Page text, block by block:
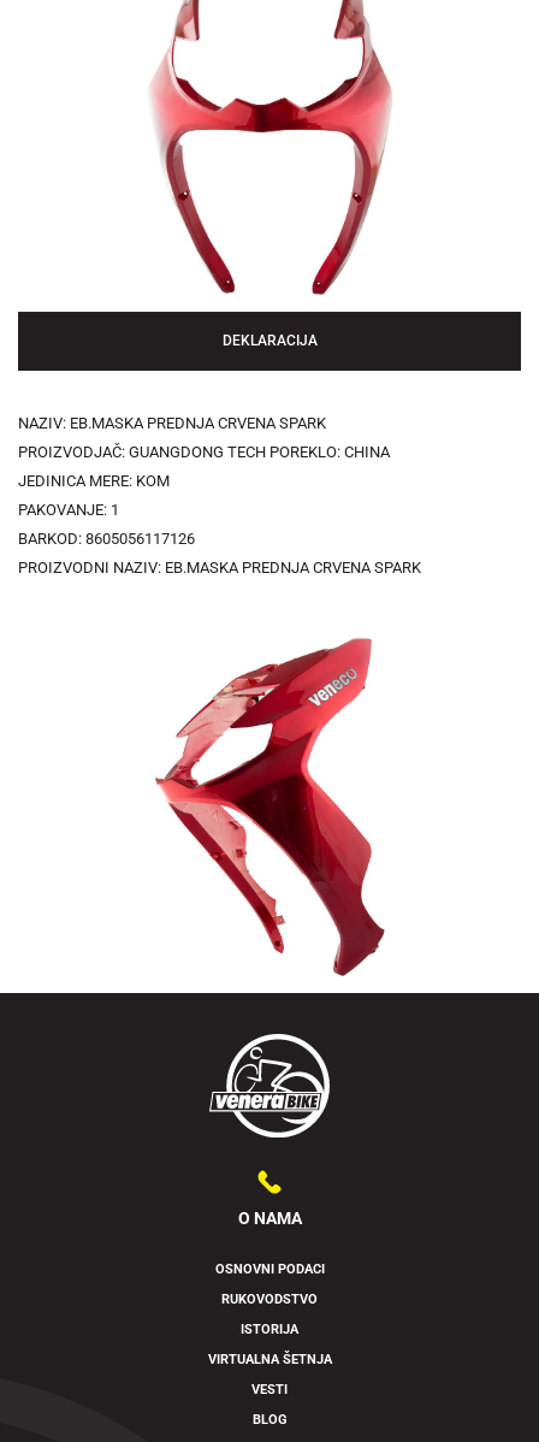
DEKLARACIJA
NAZIV: EB.MASKA PREDNJA CRVENA SPARK
PROIZVODJAČ: GUANGDONG TECH POREKLO: CHINA
JEDINICA MERE: KOM
PAKOVANJE: 1
BARKOD: 8605056117126
PROIZVODNI NAZIV: EB.MASKA PREDNJA CRVENA SPARK
O NAMA
OSNOVNI PODACI
RUKOVODSTVO
ISTORIJA
VIRTUALNA ŠETNJA
VESTI
BLOG